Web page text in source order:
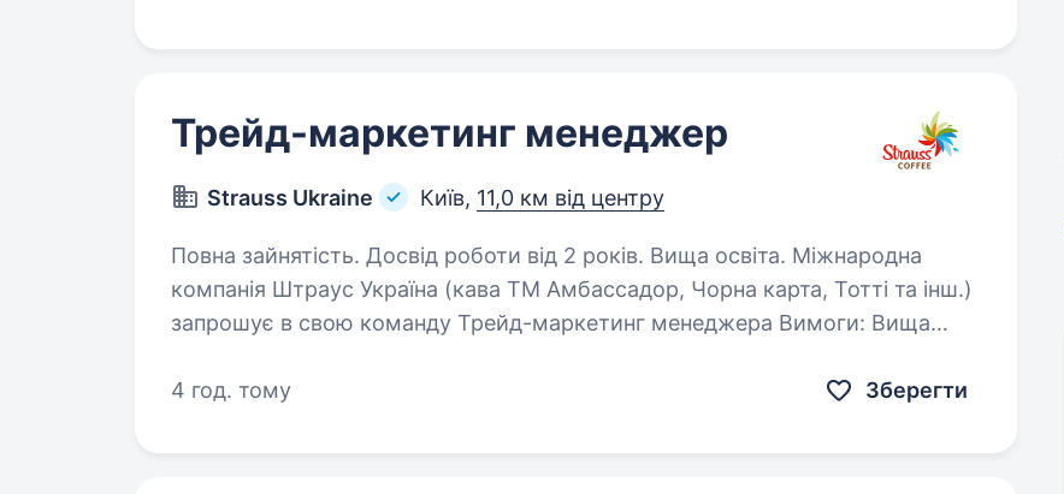
Трейд-маркетинг менеджер
Strauss Ukraine Київ, 11,0 км від центру
Повна зайнятість. Досвід роботи від 2 років. Вища освіта. Міжнародна
компанія Штраус Україна (кава ТМ Амбассадор, Чорна карта, Тотті та інш.)
запрошує в свою команду Трейд-маркетинг менеджера Вимоги: Вища
4 год. тому
Зберегти